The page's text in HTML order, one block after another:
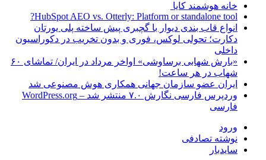
خانه هوشمند کایا
HubSpot AEO vs. Otterly: Platform or standalone tool?
انواع قاب بندی دیوار با گچبری پیش ساخته پلی یورتان
دکارت؛ تحولی لوکس، فوری و بدون تخریب در دکوراسیون
داخلی
«بارش شهابی برساوشی» اواخر مرداد در ایران/ تماشای ۶۰
شهاب در هر ساعت!
ایران عضو سازمان جهانی همکاری هوش مصنوعی شد
وردپرس فارسی نگارش ۷.۰ منتشر شد – WordPress.org
فارسی
ورود
نوشته تصادفی
سایدبار